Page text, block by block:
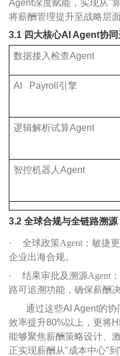
Agent深度赋能，实现从"
将薪酬管理提升至战略层面
3.1 四大核心AI Agent协同
数据接入检查Agent
AI Payroll引擎
逻辑解析试算Agent
智控机器人Agent
3.2 全球合规与全链路溯源
·
全球政策Agent：敏捷
企业出海合规。
·
结果审批及溯源Agent
路可追溯功能，确保薪酬
通过这些AI Agent的
效率提升80%以上，更将
能够聚焦薪酬策略设计、
正实现薪酬从"成本中心"到